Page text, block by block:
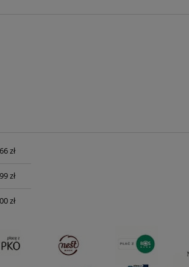
zł
zł
zł